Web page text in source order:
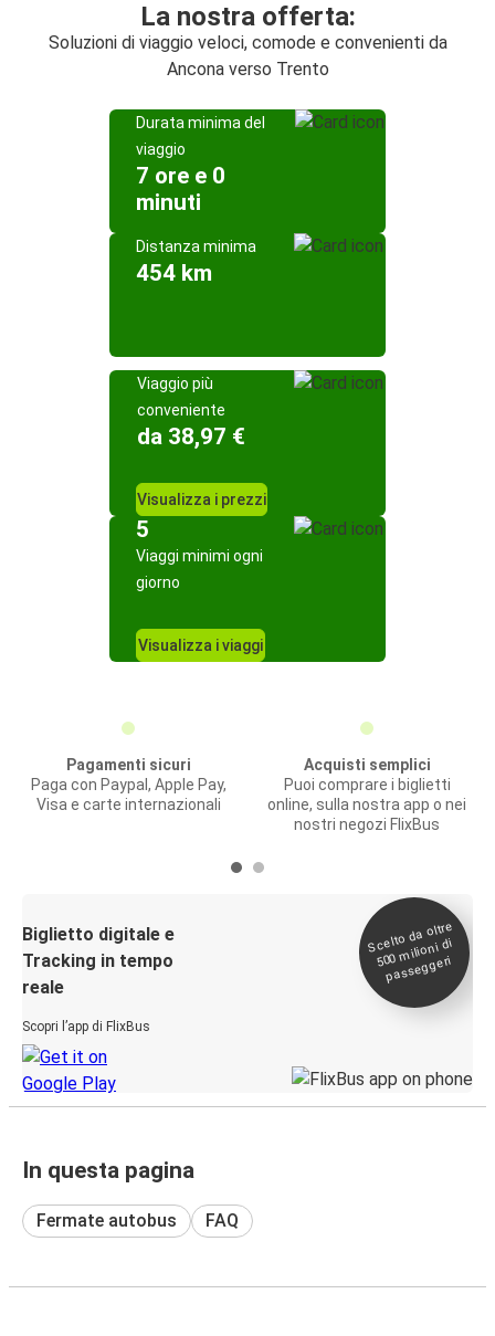
La nostra offerta:
Soluzioni di viaggio veloci, comode e convenienti da
Ancona verso Trento
Durata minima del
viaggio
7 ore e 0
minuti
Distanza minima
454 km
Viaggio più
conveniente
da 38,97 €
Visualizza i prezzi
5
Viaggi minimi ogni
giorno
Visualizza i viaggi
Pagamenti sicuri
Paga con Paypal, Apple Pay,
Visa e carte internazionali
Acquisti semplici
Puoi comprare i biglietti
online, sulla nostra app o nei
nostri negozi FlixBus
Biglietto digitale e
Tracking in tempo
reale
Scopri l’app di FlixBus
Scelto da oltre
500
milioni di
passeggeri
In questa pagina
Fermate autobus FAQ